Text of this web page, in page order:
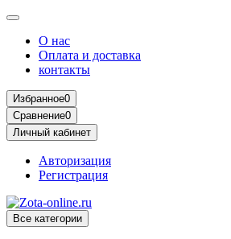
О нас
Оплата и доставка
контакты
Избранное0
Сравнение0
Личный кабинет
Авторизация
Регистрация
Все категории